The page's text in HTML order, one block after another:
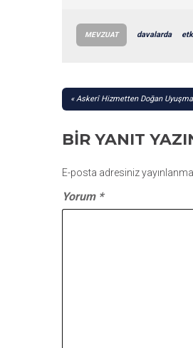
MEVZUAT davalarda
YAZI
Askerî Hizmetten Doğan
BIR YANIT
E-posta adresiniz
Yorum *